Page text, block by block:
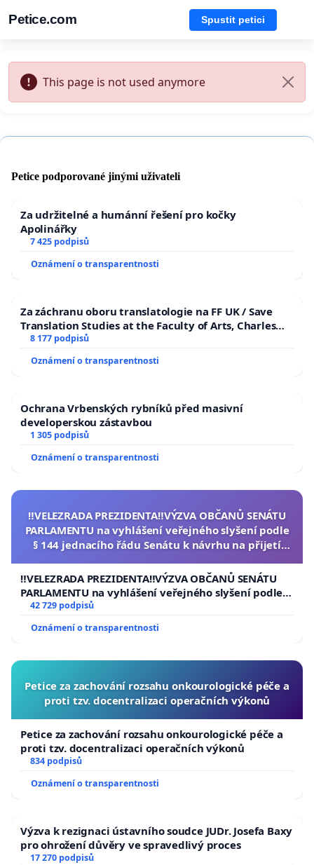
Petice.com Spustit petici
This page is not used anymore
Petice podporované jinými uživateli
Za udržitelné a humánní řešení pro kočky
Apolinářky
7 425 podpisů
Oznámení o transparentnosti
Za záchranu oboru translatologie na FF UK / Save
Translation Studies at the Faculty of Arts, Charles
University
8 177 podpisů
Oznámení o transparentnosti
Ochrana Vrbenských rybníků před masivní
developerskou zástavbou
1 305 podpisů
Oznámení o transparentnosti
‼️VELEZRADA PREZIDENTA‼️VÝZVA OBČANŮ SENÁTU
PARLAMENTU na vyhlášení veřejného slyšení podle
§ 144 jednacího řádu Senátu k návrhu na přijetí
republiky
‼️VELEZRADA PREZIDENTA‼️VÝZVA OBČANŮ SENÁTU
PARLAMENTU na vyhlášení veřejného slyšení podle §
144 jednacího řádu Senátu k návrhu na přijetí
usnesení k podání ústavní žaloby na prezidenta
republiky
42 729 podpisů
Oznámení o transparentnosti
Petice za zachování rozsahu onkourologické péče a
proti tzv. docentralizaci operačních výkonů
Petice za zachování rozsahu onkourologické péče a
proti tzv. docentralizaci operačních výkonů
834 podpisů
Oznámení o transparentnosti
Výzva k rezignaci ústavního soudce JUDr. Josefa Baxy
pro ohrožení důvěry ve spravedlivý proces
17 270 podpisů